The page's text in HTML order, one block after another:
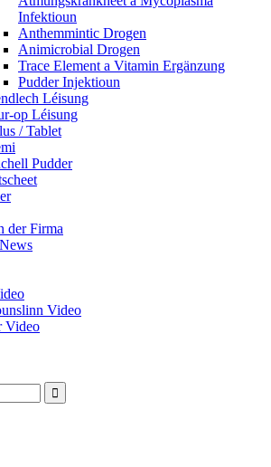
Infektioun
Anthemmintic Drogen
Animicrobial Drogen
Trace Element a Vitamin Ergänzung
Pudder Injektioun
Léisung
op Léisung
/ Tablet
Pudder
der Firma
Video
Video